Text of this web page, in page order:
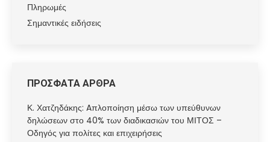
Πληρωμές
Σημαντικές ειδήσεις
ΠΡΟΣΦΑΤΑ ΑΡΘΡΑ
Κ. Χατζηδάκης: Aπλοποίηση μέσω των υπεύθυνων
δηλώσεων στο 40% των διαδικασιών του ΜΙΤΟΣ –
Οδηγός για πολίτες και επιχειρήσεις